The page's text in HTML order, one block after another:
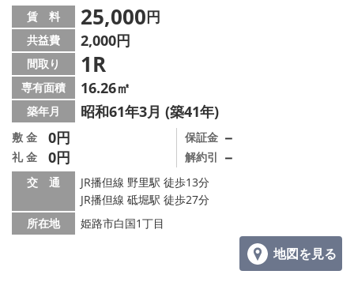
会社概要
メールでお問い合わせ
賃 料 25,000円
共益費 2,000円
間取り 1R
専有面積 16.26㎡
築年月 昭和61年3月 (築41年)
敷 金 0円
礼 金 0円
保証金 －
解約引 －
交 通
JR播但線 野里駅 徒歩13分
JR播但線 砥堀駅 徒歩27分
所在地
姫路市白国1丁目
地図を見る